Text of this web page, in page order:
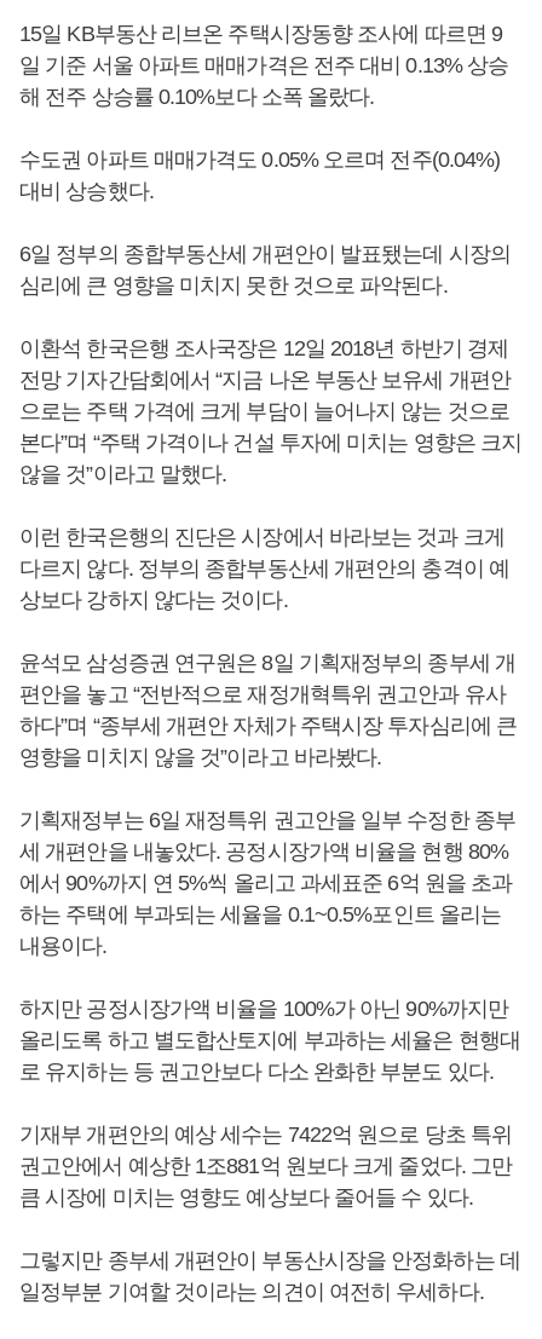
15일 KB부동산 리브온 주택시장동향 조사에 따르면 9
일 기준 서울 아파트 매매가격은 전주 대비 0.13% 상승
해 전주 상승률 0.10%보다 소폭 올랐다.
수도권 아파트 매매가격도 0.05% 오르며 전주(0.04%)
대비 상승했다.
6일 정부의 종합부동산세 개편안이 발표됐는데 시장의
심리에 큰 영향을 미치지 못한 것으로 파악된다.
이환석 한국은행 조사국장은 12일 2018년 하반기 경제
전망 기자간담회에서 “지금 나온 부동산 보유세 개편안
으로는 주택 가격에 크게 부담이 늘어나지 않는 것으로
본다”며 “주택 가격이나 건설 투자에 미치는 영향은 크지
않을 것”이라고 말했다.
이런 한국은행의 진단은 시장에서 바라보는 것과 크게
다르지 않다. 정부의 종합부동산세 개편안의 충격이 예
상보다 강하지 않다는 것이다.
윤석모 삼성증권 연구원은 8일 기획재정부의 종부세 개
편안을 놓고 “전반적으로 재정개혁특위 권고안과 유사
하다”며 “종부세 개편안 자체가 주택시장 투자심리에 큰
영향을 미치지 않을 것”이라고 바라봤다.
기획재정부는 6일 재정특위 권고안을 일부 수정한 종부
세 개편안을 내놓았다. 공정시장가액 비율을 현행 80%
에서 90%까지 연 5%씩 올리고 과세표준 6억 원을 초과
하는 주택에 부과되는 세율을 0.1~0.5%포인트 올리는
내용이다.
하지만 공정시장가액 비율을 100%가 아닌 90%까지만
올리도록 하고 별도합산토지에 부과하는 세율은 현행대
로 유지하는 등 권고안보다 다소 완화한 부분도 있다.
기재부 개편안의 예상 세수는 7422억 원으로 당초 특위
권고안에서 예상한 1조881억 원보다 크게 줄었다. 그만
큼 시장에 미치는 영향도 예상보다 줄어들 수 있다.
그렇지만 종부세 개편안이 부동산시장을 안정화하는 데
일정부분 기여할 것이라는 의견이 여전히 우세하다.